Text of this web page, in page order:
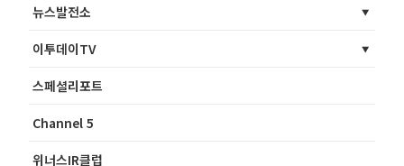
뉴스발전소
이투데이TV
스페셜리포트
Channel 5
위너스IR클럽